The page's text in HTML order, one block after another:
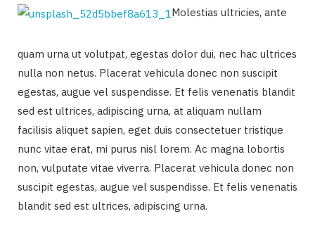
Molestias ultricies, ante
quam urna ut volutpat, egestas dolor dui, nec hac ultrices
nulla non netus. Placerat vehicula donec non suscipit
egestas, augue vel suspendisse. Et felis venenatis blandit
sed est ultrices, adipiscing urna, at aliquam nullam
facilisis aliquet sapien, eget duis consectetuer tristique
nunc vitae erat, mi purus nisl lorem. Ac magna lobortis
non, vulputate vitae viverra. Placerat vehicula donec non
suscipit egestas, augue vel suspendisse. Et felis venenatis
blandit sed est ultrices, adipiscing urna.